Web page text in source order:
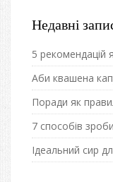
Недавні
5 рекомендацій
Аби квашена
Поради як
7 способів
Ідеальний сир